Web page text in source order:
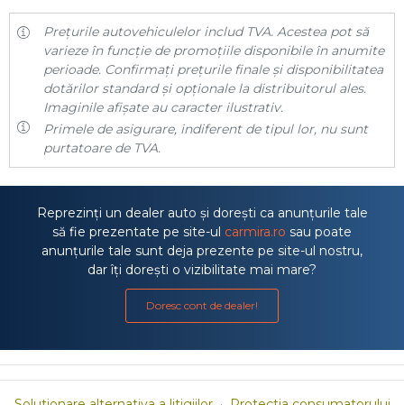
Prețurile autovehiculelor includ TVA. Acestea pot să
varieze în funcție de promoțiile disponibile în anumite
perioade. Confirmați prețurile finale și disponibilitatea
dotărilor standard și opționale la distribuitorul ales.
Imaginile afișate au caracter ilustrativ.
Primele de asigurare, indiferent de tipul lor, nu sunt
purtatoare de TVA.
Reprezinți un dealer auto și dorești ca anunțurile tale
să fie prezentate pe site-ul carmira.ro sau poate
anunțurile tale sunt deja prezente pe site-ul nostru,
dar îți dorești o vizibilitate mai mare?
Doresc cont de dealer!